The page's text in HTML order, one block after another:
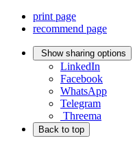
print page
recommend page
Show sharing options
LinkedIn
Facebook
WhatsApp
Telegram
Threema
Back to top